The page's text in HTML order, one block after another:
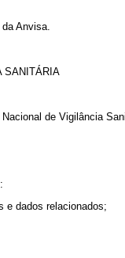
Anvisa.
SANITÁRIA
de Vigilância
e dados relacionados;